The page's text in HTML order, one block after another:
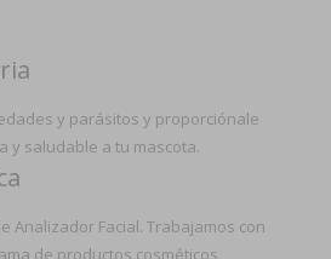
y parásitos y proporciónale
y saludable a tu mascota.
Analizador Facial. Trabajamos con
de productos cosméticos